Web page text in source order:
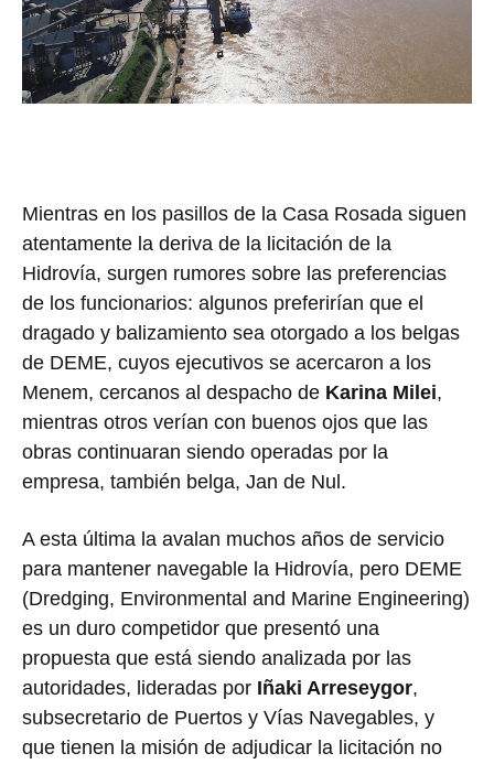
Mientras en los pasillos de la Casa Rosada siguen
atentamente la deriva de la licitación de la
Hidrovía, surgen rumores sobre las preferencias
de los funcionarios: algunos preferirían que el
dragado y balizamiento sea otorgado a los belgas
de DEME, cuyos ejecutivos se acercaron a los
Menem, cercanos al despacho de Karina Milei,
mientras otros verían con buenos ojos que las
obras continuaran siendo operadas por la
empresa, también belga, Jan de Nul.
A esta última la avalan muchos años de servicio
para mantener navegable la Hidrovía, pero DEME
(Dredging, Environmental and Marine Engineering)
es un duro competidor que presentó una
propuesta que está siendo analizada por las
autoridades, lideradas por Iñaki Arreseygor,
subsecretario de Puertos y Vías Navegables, y
que tienen la misión de adjudicar la licitación no